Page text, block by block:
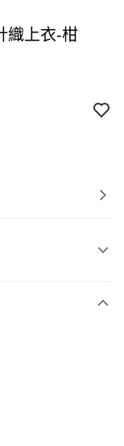
織上衣-柑
業銀行